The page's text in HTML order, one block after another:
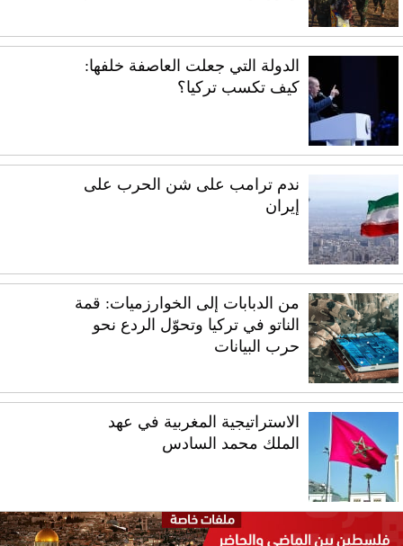
الدولة التي جعلت العاصفة خلفها:
كيف تكسب تركيا؟
ندم ترامب على شن الحرب على
إيران
من الدبابات إلى الخوارزميات: قمة
الناتو في تركيا وتحوّل الردع نحو
حرب البيانات
الاستراتيجية المغربية في عهد
الملك محمد السادس